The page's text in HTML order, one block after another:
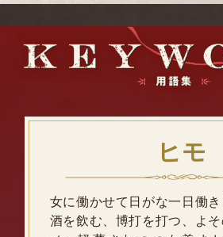
ヒモ
女に働かせて日がな一日働
酒を飲む、博打を打つ、よ